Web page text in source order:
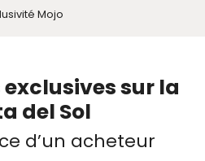
Mojo
sur la
del Sol
d’un acheteur